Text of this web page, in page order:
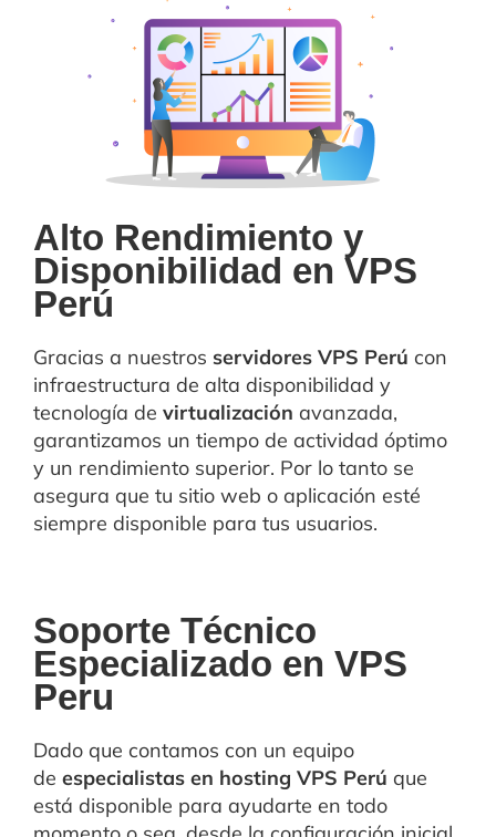
Alto Rendimiento y
Disponibilidad en VPS
Perú
Gracias a nuestros servidores VPS Perú con
infraestructura de alta disponibilidad y
tecnología de virtualización avanzada,
garantizamos un tiempo de actividad óptimo
y un rendimiento superior. Por lo tanto se
asegura que tu sitio web o aplicación esté
siempre disponible para tus usuarios.
Soporte Técnico
Especializado en VPS
Peru
Dado que contamos con un equipo
de especialistas en hosting VPS Perú que
está disponible para ayudarte en todo